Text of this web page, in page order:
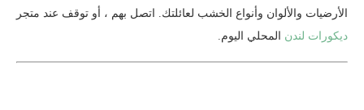
الأرضيات والألوان وأنواع الخشب لعائلتك. اتصل بهم ، أو توقف عند متجر
ديكورات لندن المحلي اليوم.